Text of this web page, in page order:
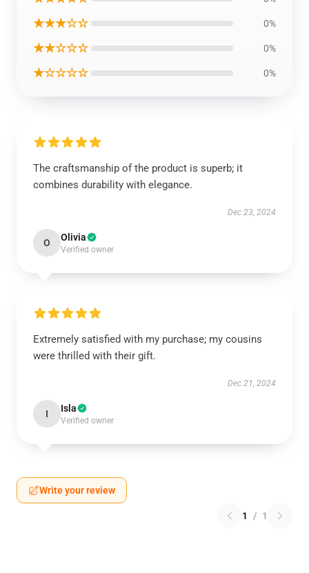
★★★☆☆ 0%
★★☆☆☆ 0%
★☆☆☆☆ 0%
The craftsmanship of the product is superb; it
combines durability with elegance.
Dec 23, 2024
O Olivia
Verified owner
Extremely satisfied with my purchase; my cousins
were thrilled with their gift.
Dec 21, 2024
I Isla
Verified owner
Write your review
1 / 1